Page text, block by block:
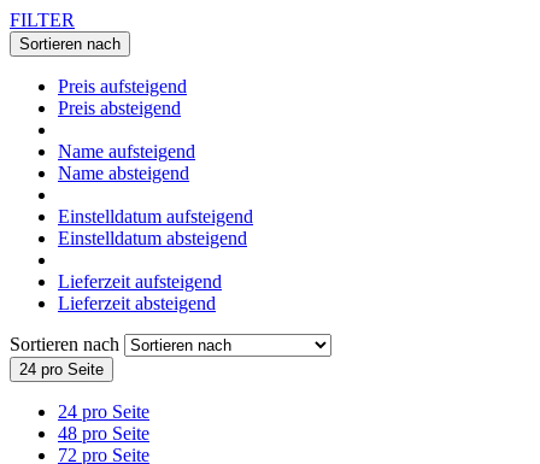
FILTER
Sortieren nach
Preis aufsteigend
Preis absteigend
Name aufsteigend
Name absteigend
Einstelldatum aufsteigend
Einstelldatum absteigend
Lieferzeit aufsteigend
Lieferzeit absteigend
Sortieren nach
24 pro Seite
24 pro Seite
48 pro Seite
72 pro Seite